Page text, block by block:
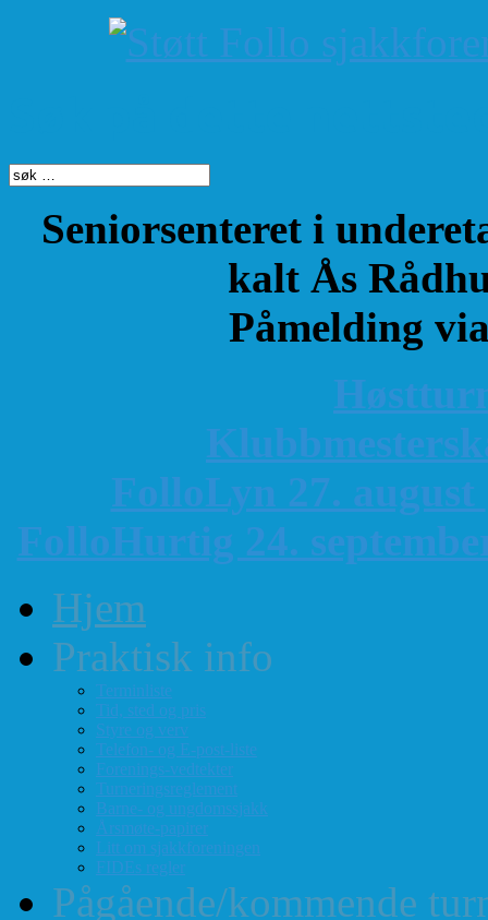
Seniorsenteret i
kalt Ås
Påmelding
K
FolloLyn 27. august
FolloHurtig 24.
Hjem
Praktisk info
Terminliste
Tid, sted og pris
Styre og verv
Telefon- og E-post-liste
Forenings-vedtekter
Turneringsreglement
Barne- og ungdomssjakk
Årsmøte-papirer
Litt om sjakkforeningen
FIDEs regler
Pågående/kommende